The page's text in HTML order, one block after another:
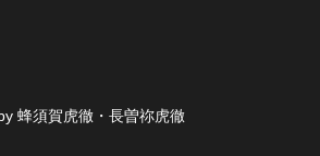
蜂須賀虎徹・長曽祢虎徹